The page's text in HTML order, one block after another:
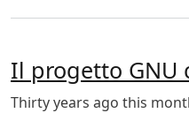
Il progetto GNU
Thirty years ago this